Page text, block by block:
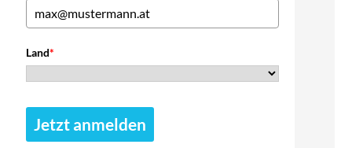
Land*
Jetzt anmelden